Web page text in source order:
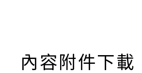
內容附件下載